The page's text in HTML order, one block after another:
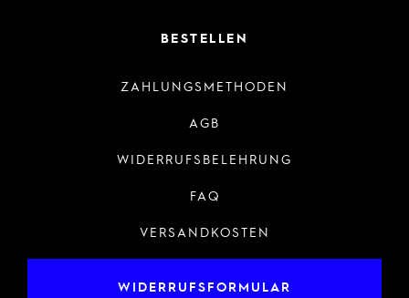
BESTELLEN
ZAHLUNGSMETHODEN
AGB
WIDERRUFSBELEHRUNG
FAQ
VERSANDKOSTEN
WIDERRUFSFORMULAR